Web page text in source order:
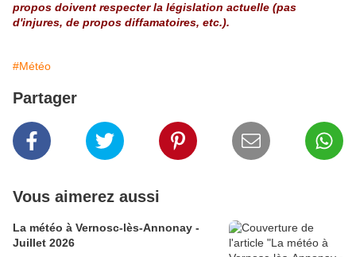
propos doivent respecter la législation actuelle (pas
d'injures, de propos diffamatoires, etc.).
#Météo
Partager
Vous aimerez aussi
La météo à Vernosc-lès-Annonay -
Juillet 2026